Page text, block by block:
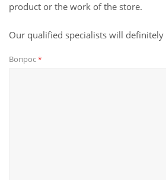
product or the work of the store.
Our qualified specialists will definitely
Вопрос*